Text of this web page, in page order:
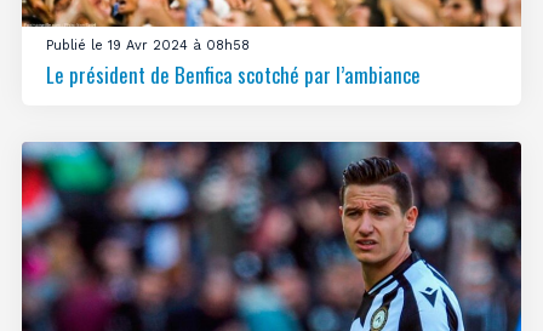
Publié le 19 Avr 2024 à 08h58
Le président de Benfica scotché par l’ambiance